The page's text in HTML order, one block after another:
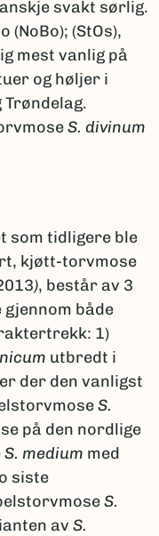
svakt sørlig.
(NoBo); (StOs),
mest vanlig på
og høljer i
Trøndelag.
S. divinum
som tidligere ble
kjøtt-torvmose
), består av 3
både
1)
utbredt i
der den vanligst
S.
på den nordlige
S. medium med
siste
S.
av S.